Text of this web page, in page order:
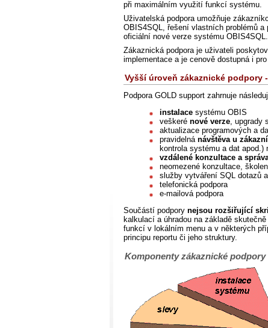
při maximálním využití funkcí systému.
Uživatelská podpora umožňuje
OBIS4SQL, řešení vlastních problémů
oficiální nové verze systému OBIS4SQL.
Zákaznická podpora je uživateli
implementace a je cenově dostupná i
Vyšší úroveň zákaznické podpory -
Podpora GOLD support zahrnuje
instalacesystému OBIS
veškeré nové verze, upgrady
aktualizace programových a
pravidelná návštěva u
kontrola systému a dat apod.)
vzdálené konzultace a
neomezené konzultace,
služby vytváření SQL dotazů
telefonická podpora
e-mailová podpora
Součástí podpory nejsou rozšiřující
kalkulací a úhradou na základě
funkcí v lokálním menu a v některých
principu reportu či jeho struktury.
Komponenty zákaznické podpory